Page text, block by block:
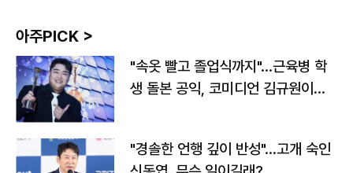
아주PICK >
"속옷 빨고 졸업식까지"…근육병 학
생 돌본 공익, 코미디언 김규원이었
"경솔한 언행 깊이 반성"…고개 숙인